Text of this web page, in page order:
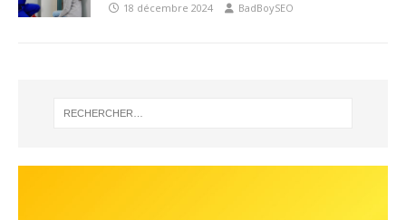
18 décembre 2024 BadBoySEO